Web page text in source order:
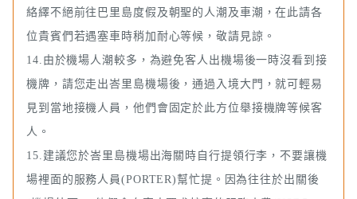
絡繹不絕前往巴里島度假及朝聖的人潮及車潮，在此請各
位貴賓們若遇塞車時稍加耐心等候，敬請見諒。
14.由於機場人潮較多，為避免客人出機場後一時沒看到接
機牌，請您走出峇里島機場後，通過入境大門，就可輕易
見到當地接機人員，他們會固定於此方位舉接機牌等候客
人。
15.建議您於峇里島機場出海關時自行提領行李，不要讓機
場裡面的服務人員(PORTER)幫忙提。因為往往於出關後